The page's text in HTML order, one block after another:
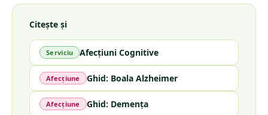
Citește și
Serviciu Afecțiuni Cognitive
Afecțiune Ghid: Boala Alzheimer
Afecțiune Ghid: Demența